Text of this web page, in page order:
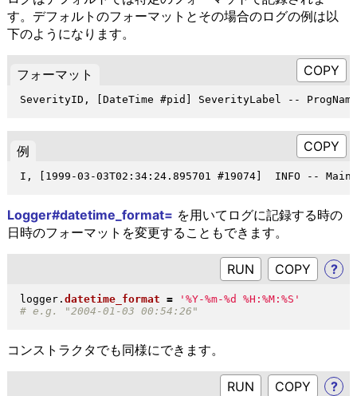
す。デフォルトのフォーマットとその場合のログの例は以
下のようになります。
フォーマット
例
Logger#datetime_format= を用いてログに記録する時の
日時のフォーマットを変更することもできます。
RUN ?
logger. datetime_format =
'%Y-%m-%d %H:%M:%S'
コンストラクタでも同様にできます。
RUN ?